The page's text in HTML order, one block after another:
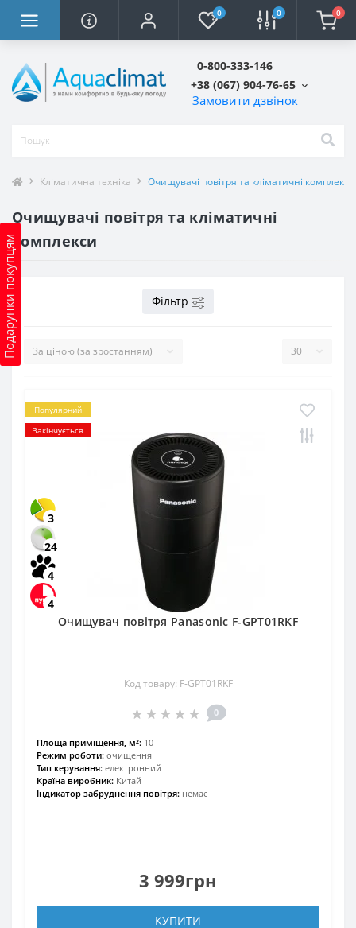
0 0 0
0-800-333-146
+38 (067) 904-76-65
Замовити дзвінок
Подарунки покупцям
Кліматична техніка Очищувачі повітря та кліматичні комплекси
Очищувачі повітря та кліматичні
комплекси
Фільтр
Популярний
Закінчується
3
24
4
4
Очищувач повітря Panasonic F-GPT01RKF
Код товару: F-GPT01RKF
0
Площа приміщення, м²: 10
Режим роботи: очищення
Тип керування: електронний
Країна виробник: Китай
Індикатор забруднення повітря: немає
3 999грн
КУПИТИ